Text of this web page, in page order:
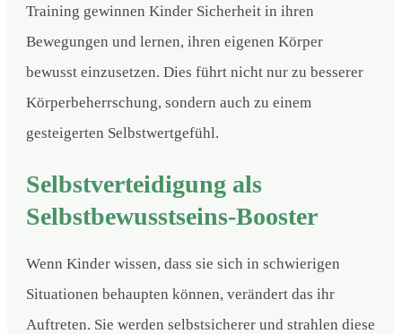
Training gewinnen Kinder Sicherheit in ihren
Bewegungen und lernen, ihren eigenen Körper
bewusst einzusetzen. Dies führt nicht nur zu besserer
Körperbeherrschung, sondern auch zu einem
gesteigerten Selbstwertgefühl.
Selbstverteidigung als
Selbstbewusstseins-Booster
Wenn Kinder wissen, dass sie sich in schwierigen
Situationen behaupten können, verändert das ihr
Auftreten. Sie werden selbstsicherer und strahlen diese